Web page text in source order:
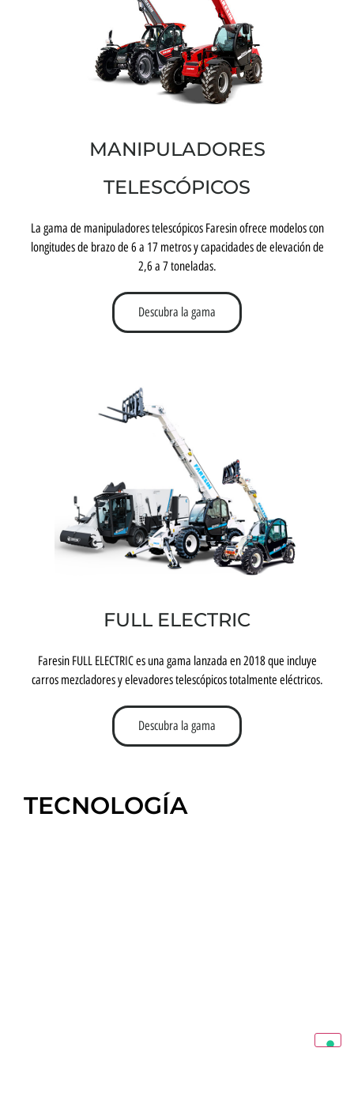
MANIPULADORES
TELESCÓPICOS
La gama de manipuladores telescópicos Faresin ofrece modelos con
longitudes de brazo de 6 a 17 metros y capacidades de elevación de
2,6 a 7 toneladas.
Descubra la gama
FULL ELECTRIC
Faresin FULL ELECTRIC es una gama lanzada en 2018 que incluye
carros mezcladores y elevadores telescópicos totalmente eléctricos.
Descubra la gama
TECNOLOGÍA